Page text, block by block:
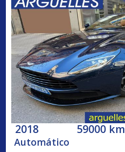
2018 59000 km
Automático